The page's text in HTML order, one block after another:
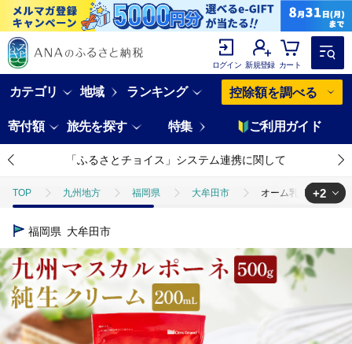
ログイン 新規登録 カート
カテゴリ 地域 ランキング 控除額を調べる
寄付額 旅先を探す 特集 ご利用ガイド
「ふるさとチョイス」システム連携に関して
TOP 九州地方 福岡県 大牟田市 オーム乳業 九州マ
TOP
TOP 卵・乳製品 オーム乳業 九州マスカ
+2
福岡県 大牟田市